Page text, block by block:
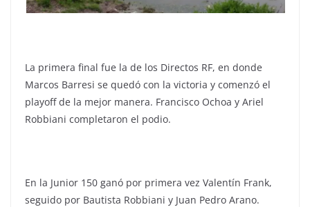
La primera final fue la de los Directos RF, en donde
Marcos Barresi se quedó con la victoria y comenzó el
playoff de la mejor manera. Francisco Ochoa y Ariel
Robbiani completaron el podio.
En la Junior 150 ganó por primera vez Valentín Frank,
seguido por Bautista Robbiani y Juan Pedro Arano.